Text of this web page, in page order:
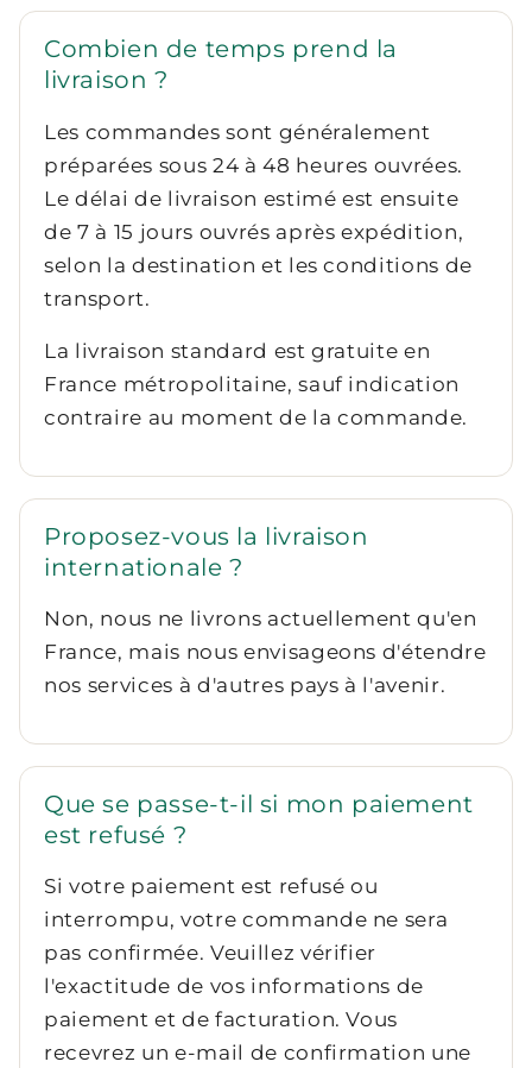
Combien de temps prend la
livraison ?
Les commandes sont généralement
préparées sous 24 à 48 heures ouvrées.
Le délai de livraison estimé est ensuite
de 7 à 15 jours ouvrés après expédition,
selon la destination et les conditions de
transport.
La livraison standard est gratuite en
France métropolitaine, sauf indication
contraire au moment de la commande.
Proposez-vous la livraison
internationale ?
Non, nous ne livrons actuellement qu'en
France, mais nous envisageons d'étendre
nos services à d'autres pays à l'avenir.
Que se passe-t-il si mon paiement
est refusé ?
Si votre paiement est refusé ou
interrompu, votre commande ne sera
pas confirmée. Veuillez vérifier
l'exactitude de vos informations de
paiement et de facturation. Vous
recevrez un e-mail de confirmation une